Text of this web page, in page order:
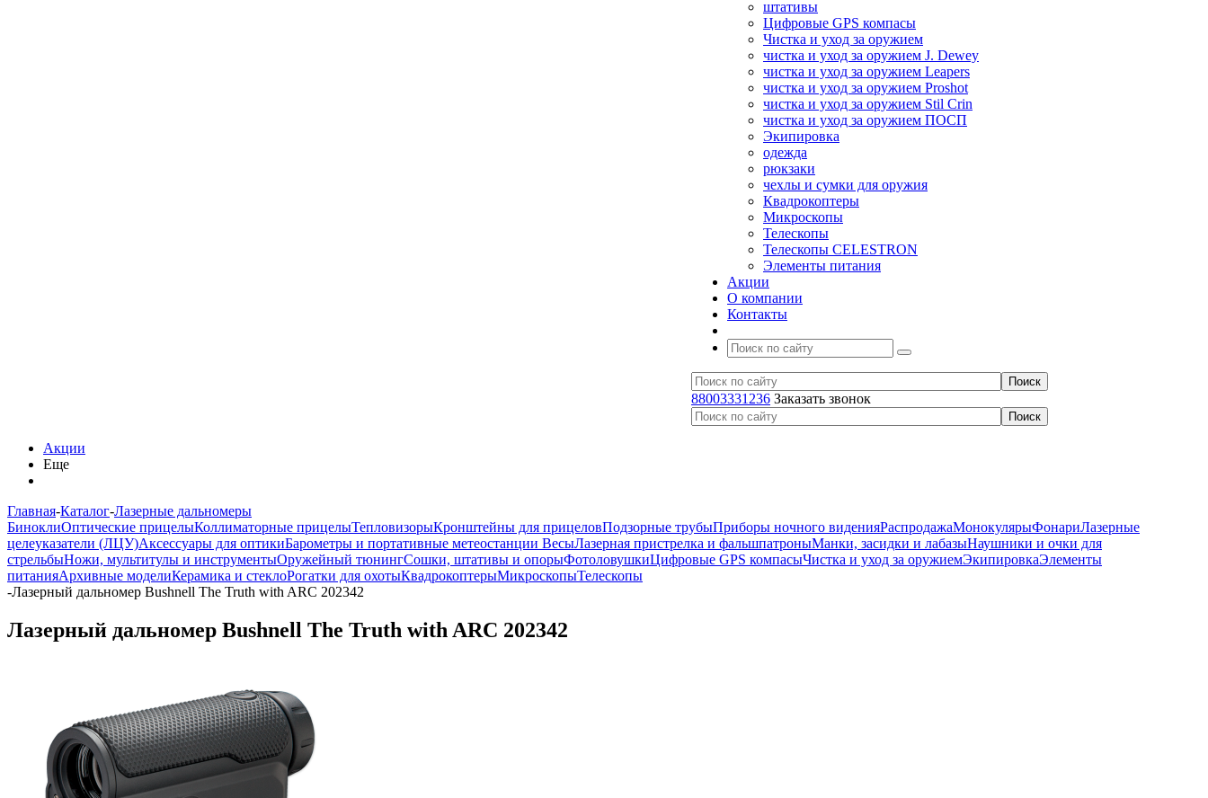
штативы
Цифровые GPS компасы
Чистка и уход за оружием
чистка и уход за оружием J. Dewey
чистка и уход за оружием Leapers
чистка и уход за оружием Proshot
чистка и уход за оружием Stil Crin
чистка и уход за оружием ПОСП
Экипировка
одежда
рюкзаки
чехлы и сумки для оружия
Квадрокоптеры
Микроскопы
Телескопы
Телескопы CELESTRON
Элементы питания
Акции
О компании
Контакты
88003331236 Заказать звонок
Акции
Еще
Главная-Каталог-Лазерные дальномеры
БиноклиОптические прицелыКоллиматорные прицелыТепловизорыКронштейны для прицеловПодзорные трубыПриборы ночного виденияРаспродажаМонокулярыФонариЛазерные
целеуказатели (ЛЦУ)Аксессуары для оптикиБарометры и портативные метеостанции ВесыЛазерная пристрелка и фальшпатроныМанки, засидки и лабазыНаушники и очки для
стрельбыНожи, мультитулы и инструментыОружейный тюнингСошки, штативы и опорыФотоловушкиЦифровые GPS компасыЧистка и уход за оружиемЭкипировкаЭлементы
питанияАрхивные моделиКерамика и стеклоРогатки для охотыКвадрокоптерыМикроскопыТелескопы
-Лазерный дальномер Bushnell The Truth with ARC 202342
Лазерный дальномер Bushnell The Truth with ARC 202342